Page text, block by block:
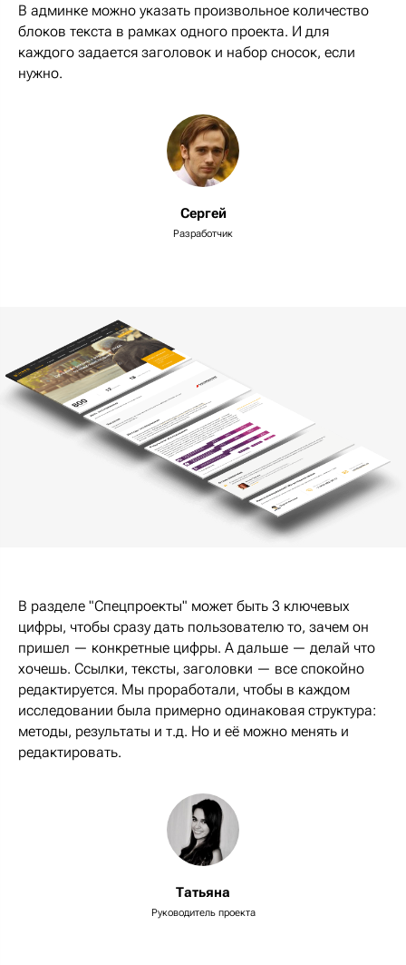
В админке можно указать произвольное количество
блоков текста в рамках одного проекта. И для
каждого задается заголовок и набор сносок, если
нужно.
Сергей
Разработчик
В разделе "Спецпроекты" может быть 3 ключевых
цифры, чтобы сразу дать пользователю то, зачем он
пришел — конкретные цифры. А дальше — делай что
хочешь. Ссылки, тексты, заголовки — все спокойно
редактируется. Мы проработали, чтобы в каждом
исследовании была примерно одинаковая структура:
методы, результаты и т.д. Но и её можно менять и
редактировать.
Татьяна
Руководитель проекта